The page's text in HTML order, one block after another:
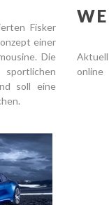
Fisker
einer
Die
sportlichen
soll eine
online